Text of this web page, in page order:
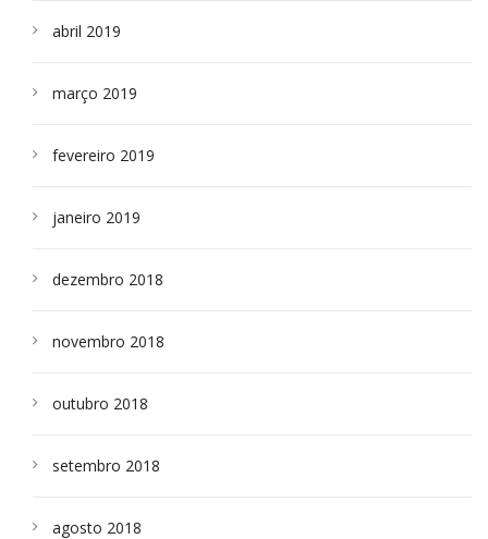
abril 2019
março 2019
fevereiro 2019
janeiro 2019
dezembro 2018
novembro 2018
outubro 2018
setembro 2018
agosto 2018